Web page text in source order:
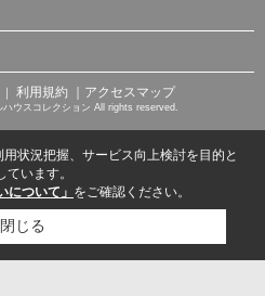
｜ 利用規約 ｜アクセスマップ
ウスコレクション All rights reserved.
状況把握、サービス向上検討を目的と
います。
について」 をご確認ください。
閉じる